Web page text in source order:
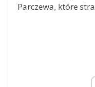
Parczewa, które